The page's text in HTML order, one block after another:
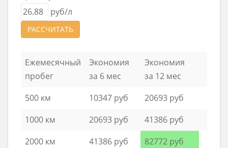
руб/л
РАССЧИТАТЬ
Ежемесячный
пробег
Экономия
за 6 мес
Экономия
за 12 мес
500 км
10347 руб
20693 руб
1000 км
20693 руб
41386 руб
2000 км
41386 руб
82772 руб